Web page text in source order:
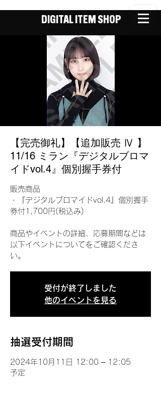
DIGITAL ITEM SHOP
【完売御礼】【追加販売 Ⅳ 】
11/16 ミラン『デジタルブロマ
イドvol.4』個別握手券付
販売商品
・『デジタルブロマイドvol.4』個別握手
券付1,700円(税込み)
商品やイベントの詳細、応募期間などは
以下イベントについてをご確認くださ
い。
受付が終了しました
他のイベントを見る
抽選受付期間
2024年10月11日 12:00 – 12:05
予定